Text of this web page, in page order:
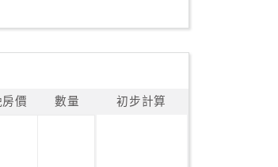
價 數量 初步計算